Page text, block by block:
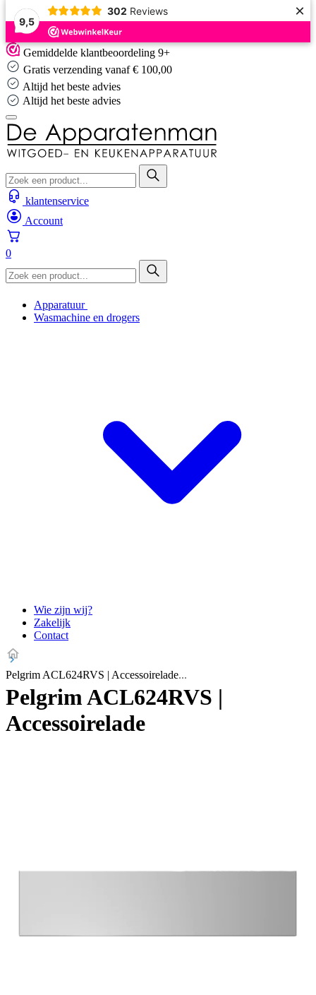
9,5
302 Reviews ×
Skip
to
content
Gemiddelde klantbeoordeling 9+
Gratis verzending vanaf € 100,00
Altijd het beste advies
Altijd het beste advies
klantenservice
Account
0
Apparatuur
Wasmachine en drogers
Wie zijn wij?
Zakelijk
Contact
Pelgrim ACL624RVS | Accessoirelade
Pelgrim ACL624RVS |
Accessoirelade